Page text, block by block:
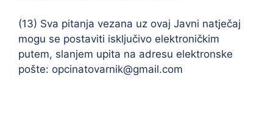
(13) Sva pitanja vezana uz ovaj Javni natječaj
mogu se postaviti isključivo elektroničkim
putem, slanjem upita na adresu elektronske
pošte: opcinatovarnik@gmail.com